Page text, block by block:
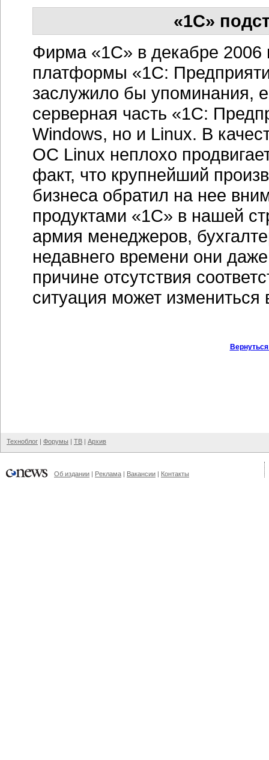
«1С»
Фирма «1С» в декабре 2006
платформы «1С:
заслужило бы упоминания,
серверная часть «1С:
Windows, но и Linux. В
ОС Linux неплохо
факт, что крупнейший
бизнеса обратил на нее
продуктами «1С» в нашей
армия менеджеров,
недавнего времени они
причине отсутствия
ситуация может
Техноблог | Форумы | ТВ | Архив
Об издании | Реклама | Вакансии | Контакты